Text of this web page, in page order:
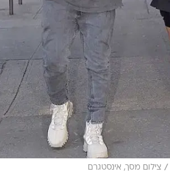
/ צילום מסך, אינסטגרם